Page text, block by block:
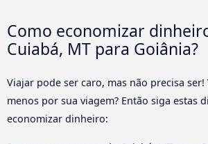
Como economizar
Cuiabá, MT para Goiânia?
Viajar pode ser caro, mas não precisa
menos por sua viagem? Então siga estas
economizar dinheiro: